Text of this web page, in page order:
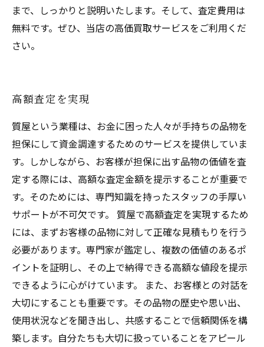
まで、しっかりと説明いたします。そして、査定費用は
無料です。ぜひ、当店の高価買取サービスをご利用くだ
さい。
高額査定を実現
質屋という業種は、お金に困った人々が手持ちの品物を
担保にして資金調達するためのサービスを提供していま
す。しかしながら、お客様が担保に出す品物の価値を査
定する際には、高額な査定金額を提示することが重要で
す。そのためには、専門知識を持ったスタッフの手厚い
サポートが不可欠です。 質屋で高額査定を実現するため
には、まずお客様の品物に対して正確な見積もりを行う
必要があります。専門家が鑑定し、複数の価値のあるポ
イントを証明し、その上で納得できる高額な値段を提示
できるように心がけています。 また、お客様との対話を
大切にすることも重要です。その品物の歴史や思い出、
使用状況などを聞き出し、共感することで信頼関係を構
築します。自分たちも大切に扱っていることをアピール